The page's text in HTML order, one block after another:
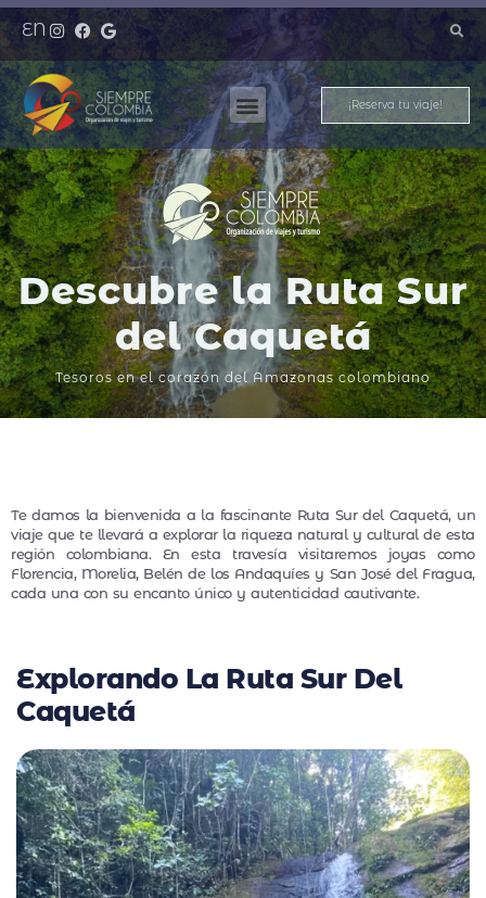
EN
¡Reserva tu viaje!
Descubre la Ruta Sur
del Caquetá
Tesoros en el corazón del Amazonas colombiano
Te damos la bienvenida a la fascinante Ruta Sur del Caquetá, un
viaje que te llevará a explorar la riqueza natural y cultural de esta
región colombiana. En esta travesía visitaremos joyas como
Florencia, Morelia, Belén de los Andaquíes y San José del Fragua,
cada una con su encanto único y autenticidad cautivante.
Explorando La Ruta Sur Del
Caquetá